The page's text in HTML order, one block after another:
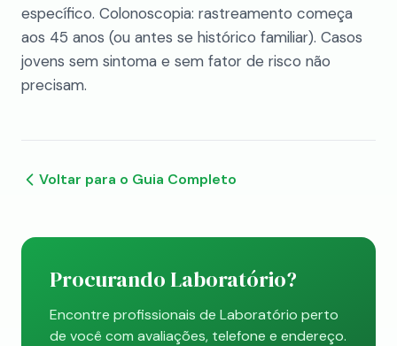
específico. Colonoscopia: rastreamento começa
aos 45 anos (ou antes se histórico familiar). Casos
jovens sem sintoma e sem fator de risco não
precisam.
Voltar para o Guia Completo
Procurando Laboratório?
Encontre profissionais de Laboratório perto
de você com avaliações, telefone e endereço.